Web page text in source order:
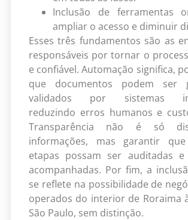
Inclusão de ferramentas
ampliar o acesso e diminuir
Esses três fundamentos são as
responsáveis por tornar o
e confiável. Automação significa,
que documentos podem ser
validados por sistemas
reduzindo erros humanos e
Transparência não é só
informações, mas garantir
etapas possam ser auditadas e
acompanhadas. Por fim, a
se reflete na possibilidade de
operados do interior de Roraima
São Paulo, sem distinção.